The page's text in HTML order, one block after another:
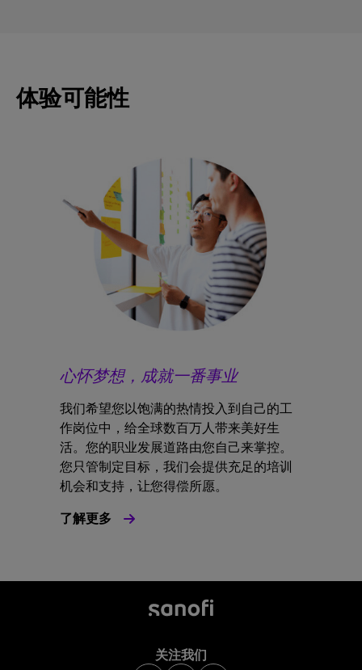
体验可能性
心怀梦想，成就一番事业
我们希望您以饱满的热情投入到自己的工
作岗位中，给全球数百万人带来美好生
活。您的职业发展道路由您自己来掌控。
您只管制定目标，我们会提供充足的培训
机会和支持，让您得偿所愿。
了解更多
关注我们